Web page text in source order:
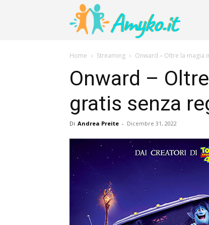
Amyko
Home Streaming Onward – Oltre la magia
Onward –
gratis senza
Di Andrea Preite - Dicembre 31, 2022